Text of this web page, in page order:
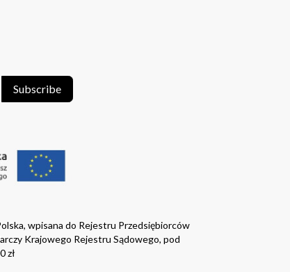
Subscribe
wpisana do Rejestru Przedsiębiorców
Krajowego Rejestru Sądowego, pod
zł